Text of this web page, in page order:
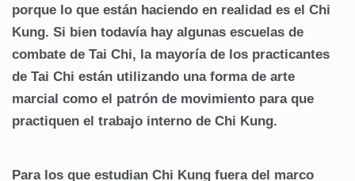
porque lo que están haciendo en realidad es el Chi
Kung. Si bien todavía hay algunas escuelas de
combate de Tai Chi, la mayoría de los practicantes
de Tai Chi están utilizando una forma de arte
marcial como el patrón de movimiento para que
practiquen el trabajo interno de Chi Kung.
Para los que estudian Chi Kung fuera del marco